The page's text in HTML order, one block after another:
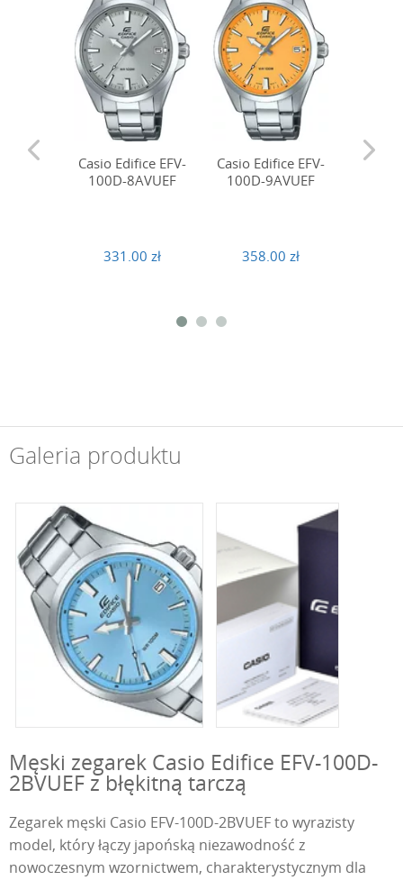
Casio Edifice EFV-
100D-8AVUEF
331.00 zł
Casio Edifice EFV-
100D-9AVUEF
358.00 zł
Casio
Galeria produktu
Męski zegarek Casio Edifice EFV-100D-
2BVUEF z błękitną tarczą
Zegarek męski Casio EFV-100D-2BVUEF to wyrazisty
model, który łączy japońską niezawodność z
nowoczesnym wzornictwem, charakterystycznym dla